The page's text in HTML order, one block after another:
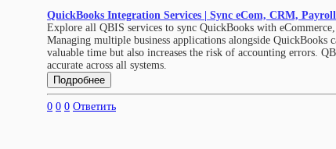
QuickBooks Integration Services | Sync eCom, CRM, Payroll
Explore all QBIS services to sync QuickBooks with
Managing multiple business applications alongside
valuable time but also increases the risk of accounting errors.
accurate across all systems.
Подробнее
0 0 0 Ответить